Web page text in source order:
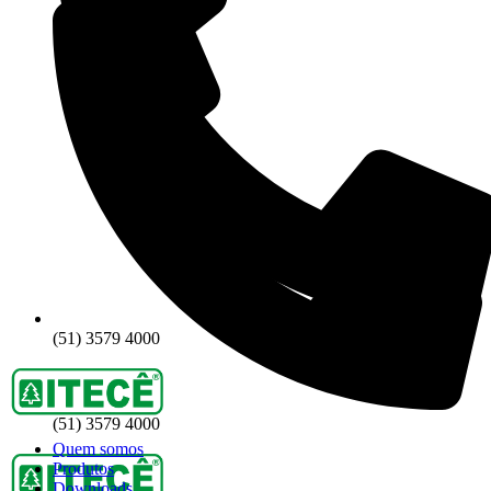
(51) 3579 4000
(51) 3579 4000
Quem somos
Produtos